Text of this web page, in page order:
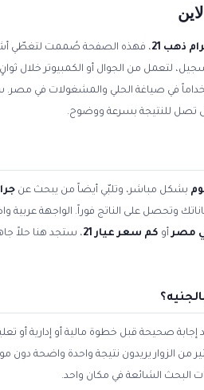
ذهب 21
، فهذه الصفحة صُممت لتغطّي
لتعمل من الجوال أو الكمبيوتر خلال
87.5% ذهب خالص وهو الأكثر استخداماً في صياغة الحلي
تصل للنتيجة بسرعة ووضوح.
بشكل مباشر، وتلبّي أيضاً من يبحث عن
وتحصل على الناتج فوراً. الواجهة عربية
أو كم سعر عيار 21
، ستجد هنا حلاً
إجابة صحيحة قبل خطوة مالية أو إدارية
من الزوار يريدون نتيجة واحدة واضحة دون
البحث الشائعة في مكان واحد.